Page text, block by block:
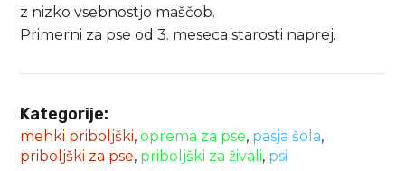
z nizko vsebnostjo maščob.
Primerni za pse od 3. meseca starosti naprej.
Kategorije:
mehki priboljški,oprema za pse, pasja šola,
priboljški za pse, priboljški za živali, psi